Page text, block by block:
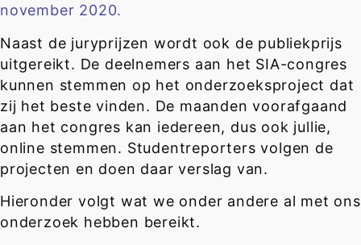
november 2020.
Naast de juryprijzen wordt ook de publiekprijs
uitgereikt. De deelnemers aan het SIA-congres
kunnen stemmen op het onderzoeksproject dat
zij het beste vinden. De maanden voorafgaand
aan het congres kan iedereen, dus ook jullie,
online stemmen. Studentreporters volgen de
projecten en doen daar verslag van.
Hieronder volgt wat we onder andere al met ons
onderzoek hebben bereikt.